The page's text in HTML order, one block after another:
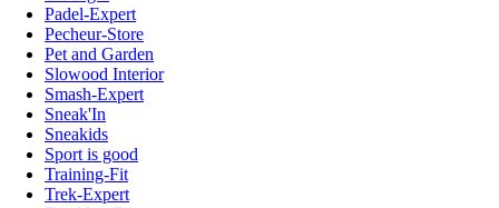
Padel-Expert
Pecheur-Store
Pet and Garden
Slowood Interior
Smash-Expert
Sneak'In
Sneakids
Sport is good
Training-Fit
Trek-Expert